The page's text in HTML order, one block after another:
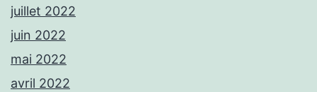
juillet 2022
juin 2022
mai 2022
avril 2022